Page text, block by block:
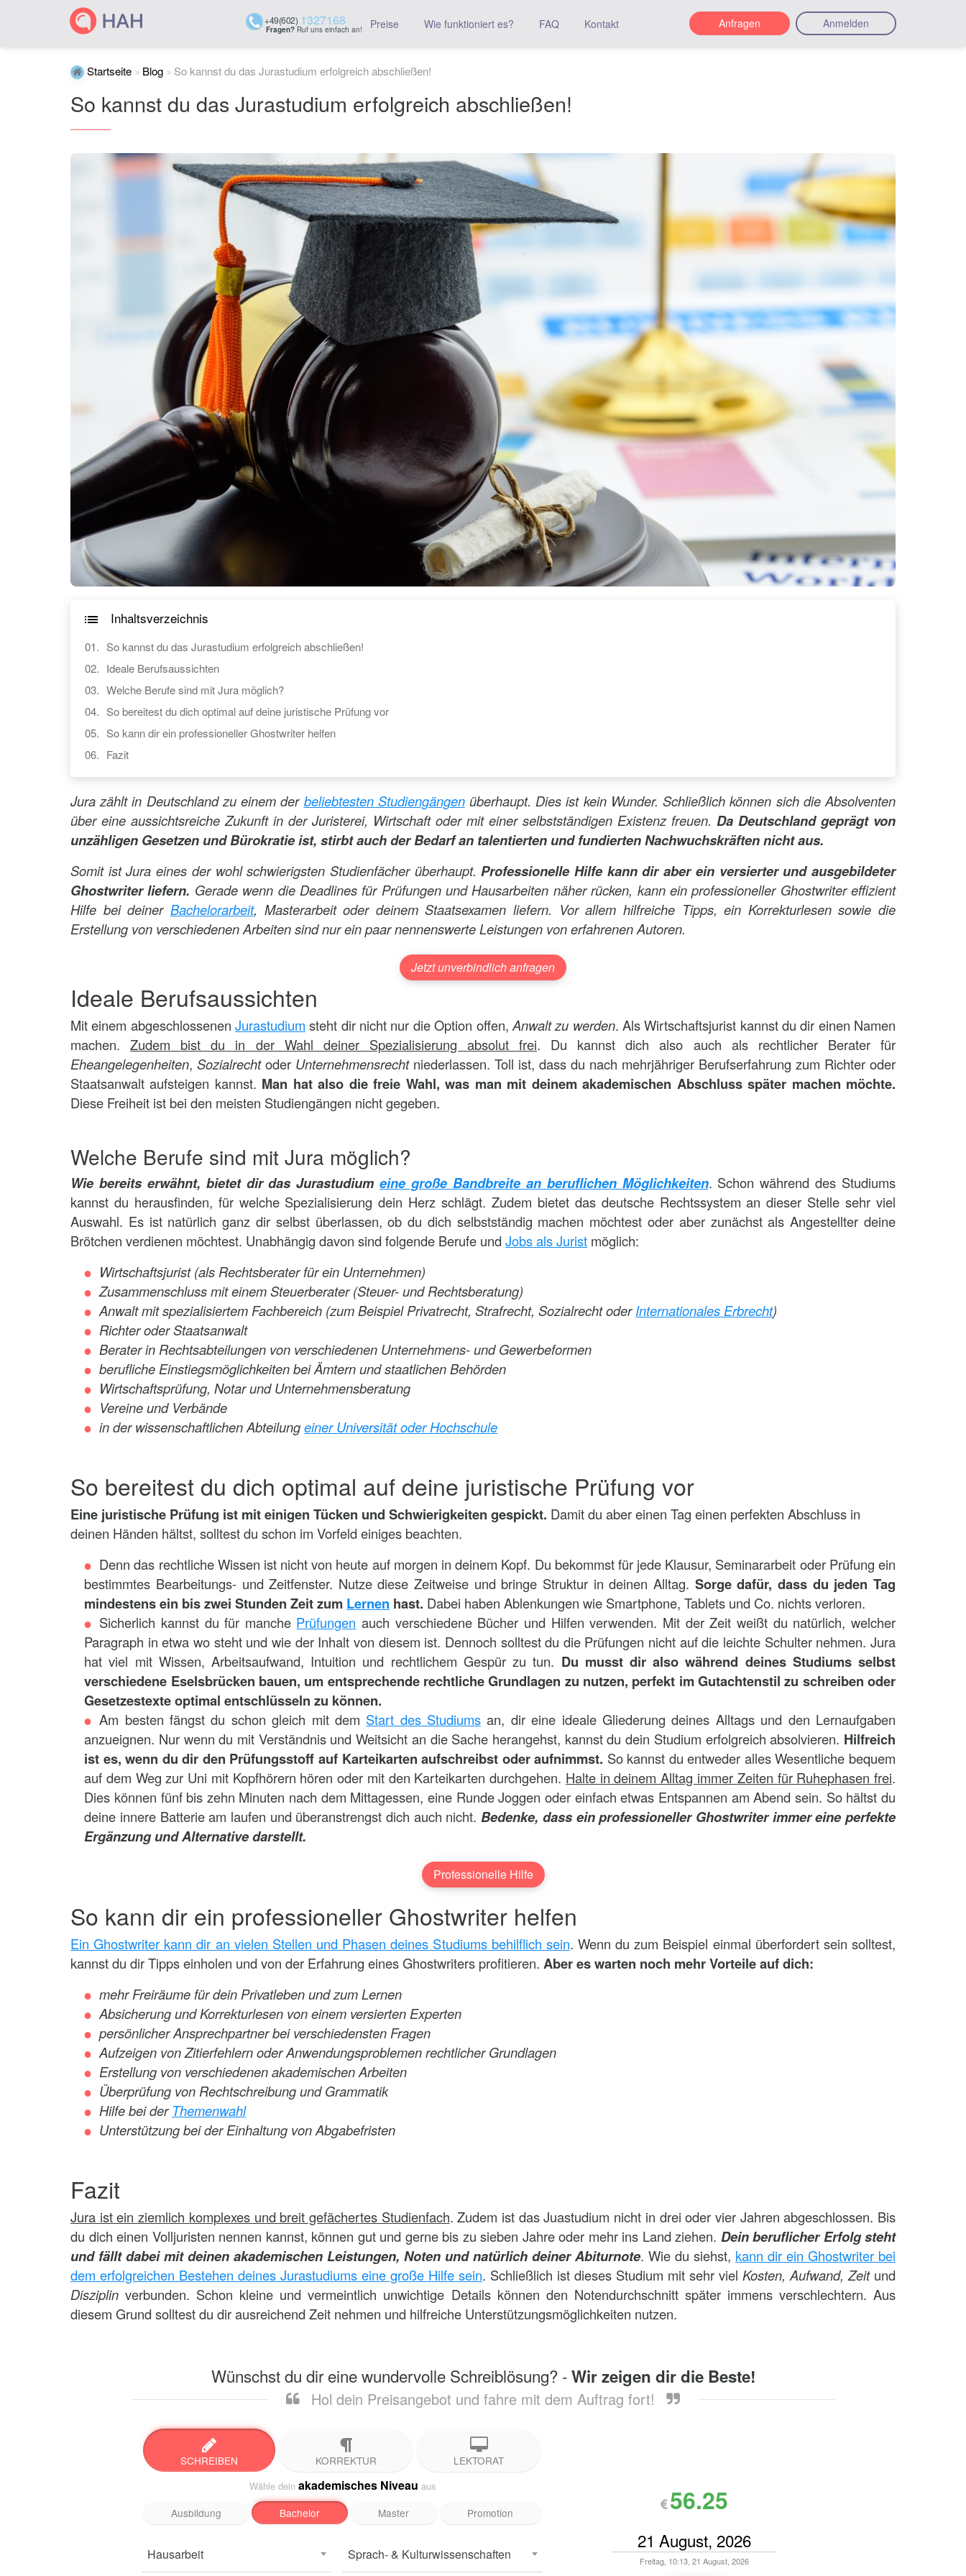
+49(602) 1327168
Fragen?Ruf uns einfach an! Preise Wie funktioniert es? FAQ Kontakt Anfragen Anmelden
Startseite Blog So kannst du das Jurastudium erfolgreich abschließen!
So kannst du das Jurastudium erfolgreich abschließen!
Inhaltsverzeichnis
So kannst du das Jurastudium erfolgreich abschließen!
Ideale Berufsaussichten
Welche Berufe sind mit Jura möglich?
So bereitest du dich optimal auf deine juristische Prüfung vor
So kann dir ein professioneller Ghostwriter helfen
Fazit
Jura zählt in Deutschland zu einem der beliebtesten Studiengängenüberhaupt. Dies ist kein Wunder. Schließlich können sich die Absolventen
über eine aussichtsreiche Zukunft in der Juristerei, Wirtschaft oder mit einer selbstständigen Existenz freuen. Da Deutschland geprägt von
unzähligen Gesetzen und Bürokratie ist, stirbt auch der Bedarf an talentierten und fundierten Nachwuchskräften nicht aus.
Somit ist Jura eines der wohl schwierigsten Studienfächer überhaupt.Professionelle Hilfe kann dir aber ein versierter und ausgebildeter
Ghostwriter liefern. Gerade wenn die Deadlines für Prüfungen und Hausarbeiten näher rücken, kann ein professioneller Ghostwriter effizient
Hilfe bei deiner Bachelorarbeit, Masterarbeit oder deinem Staatsexamen liefern. Vor allem hilfreiche Tipps, ein Korrekturlesen sowie die
Erstellung von verschiedenen Arbeiten sind nur ein paar nennenswerte Leistungen von erfahrenen Autoren.
Jetzt unverbindlich anfragen
Ideale Berufsaussichten
Mit einem abgeschlossenenJurastudium steht dir nicht nur die Option offen,Anwalt zu werden. Als Wirtschaftsjurist kannst du dir einen Namen
machen.Zudem bist du in der Wahl deiner Spezialisierung absolut frei. Du kannst dich also auch als rechtlicher Berater für
Eheangelegenheiten, Sozialrechtoder Unternehmensrechtniederlassen. Toll ist, dass du nach mehrjähriger Berufserfahrung zum Richter oder
Staatsanwalt aufsteigen kannst. Man hat also die freie Wahl, was man mit deinem akademischen Abschluss später machen möchte.
Diese Freiheit ist bei den meisten Studiengängen nicht gegeben.
Welche Berufe sind mit Jura möglich?
Wie bereits erwähnt, bietet dir das Jurastudiumeine große Bandbreite an beruflichen Möglichkeiten. Schon während des Studiums
kannst du herausfinden, für welche Spezialisierung dein Herz schlägt. Zudem bietet das deutsche Rechtssystem an dieser Stelle sehr viel
Auswahl. Es ist natürlich ganz dir selbst überlassen, ob du dich selbstständig machen möchtest oder aber zunächst als Angestellter deine
Brötchen verdienen möchtest. Unabhängig davon sind folgende Berufe und Jobs als Jurist möglich:
Wirtschaftsjurist (als Rechtsberater für ein Unternehmen)
Zusammenschluss mit einem Steuerberater (Steuer- und Rechtsberatung)
Anwalt mit spezialisiertem Fachbereich (zum Beispiel Privatrecht, Strafrecht, Sozialrecht oderInternationales Erbrecht)
Richter oder Staatsanwalt
Berater in Rechtsabteilungen von verschiedenen Unternehmens- und Gewerbeformen
berufliche Einstiegsmöglichkeiten bei Ämtern und staatlichen Behörden
Wirtschaftsprüfung, Notar und Unternehmensberatung
Vereine und Verbände
in der wissenschaftlichen Abteilungeiner Universität oder Hochschule
So bereitest du dich optimal auf deine juristische Prüfung vor
Eine juristische Prüfung ist mit einigen Tücken und Schwierigkeiten gespickt. Damit du aber einen Tag einen perfekten Abschluss in
deinen Händen hältst, solltest du schon im Vorfeld einiges beachten.
Denn das rechtliche Wissen ist nicht von heute auf morgen in deinem Kopf. Du bekommst für jede Klausur, Seminararbeit oder Prüfung ein
bestimmtes Bearbeitungs- und Zeitfenster. Nutze diese Zeitweise und bringe Struktur in deinen Alltag. Sorge dafür, dass du jeden Tag
mindestens ein bis zwei Stunden Zeit zum Lernen hast. Dabei haben Ablenkungen wie Smartphone, Tablets und Co. nichts verloren.
Sicherlich kannst du für manche Prüfungen auch verschiedene Bücher und Hilfen verwenden. Mit der Zeit weißt du natürlich, welcher
Paragraph in etwa wo steht und wie der Inhalt von diesem ist. Dennoch solltest du die Prüfungen nicht auf die leichte Schulter nehmen. Jura
hat viel mit Wissen, Arbeitsaufwand, Intuition und rechtlichem Gespür zu tun. Du musst dir also während deines Studiums selbst
verschiedene Eselsbrücken bauen, um entsprechende rechtliche Grundlagen zu nutzen, perfekt im Gutachtenstil zu schreiben oder
Gesetzestexte optimal entschlüsseln zu können.
Am besten fängst du schon gleich mit dem Start des Studiums an, dir eine ideale Gliederung deines Alltags und den Lernaufgaben
anzueignen. Nur wenn du mit Verständnis und Weitsicht an die Sache herangehst, kannst du dein Studium erfolgreich absolvieren. Hilfreich
ist es, wenn du dir den Prüfungsstoff auf Karteikarten aufschreibst oder aufnimmst. So kannst du entweder alles Wesentliche bequem
auf dem Weg zur Uni mit Kopfhörern hören oder mit den Karteikarten durchgehen. Halte in deinem Alltag immer Zeiten für Ruhephasen frei.
Dies können fünf bis zehn Minuten nach dem Mittagessen, eine Runde Joggen oder einfach etwas Entspannen am Abend sein. So hältst du
deine innere Batterie am laufen und überanstrengst dich auch nicht.Bedenke, dass ein professioneller Ghostwriter immer eine perfekte
Ergänzung und Alternative darstellt.
Professionelle Hilfe
So kann dir ein professioneller Ghostwriter helfen
Ein Ghostwriter kann dir an vielen Stellen und Phasen deines Studiums behilflich sein. Wenn du zum Beispiel einmal überfordert sein solltest,
kannst du dir Tipps einholen und von der Erfahrung eines Ghostwriters profitieren. Aber es warten noch mehr Vorteile auf dich:
mehr Freiräume für dein Privatleben und zum Lernen
Absicherung und Korrekturlesen von einem versierten Experten
persönlicher Ansprechpartner bei verschiedensten Fragen
Aufzeigen von Zitierfehlern oder Anwendungsproblemen rechtlicher Grundlagen
Erstellung von verschiedenen akademischen Arbeiten
Überprüfung von Rechtschreibung und Grammatik
Hilfe bei der Themenwahl
Unterstützung bei der Einhaltung von Abgabefristen
Fazit
Jura ist ein ziemlich komplexes und breit gefächertes Studienfach. Zudem ist das Juastudium nicht in drei oder vier Jahren abgeschlossen. Bis
du dich einen Volljuristen nennen kannst, können gut und gerne bis zu sieben Jahre oder mehr ins Land ziehen. Dein beruflicher Erfolg steht
und fällt dabei mit deinen akademischen Leistungen, Noten und natürlich deiner Abiturnote. Wie du siehst, kann dir ein Ghostwriter bei
dem erfolgreichen Bestehen deines Jurastudiums eine große Hilfe sein. Schließlich ist dieses Studium mit sehr viel Kosten, Aufwand, Zeit und
Disziplin verbunden. Schon kleine und vermeintlich unwichtige Details können den Notendurchschnitt später immens verschlechtern. Aus
diesem Grund solltest du dir ausreichend Zeit nehmen und hilfreiche Unterstützungsmöglichkeiten nutzen.
Wünschst du dir eine wundervolle Schreiblösung? -Wir zeigen dir die Beste!
Hol dein Preisangebot und fahre mit dem Auftrag fort!
SCHREIBEN KORREKTUR LEKTORAT
Wähle dein akademisches Niveau aus
Ausbildung Bachelor Master Promotion
Hausarbeit Sprach- & Kulturwissenschaften
56.25
Freitag, 10:13, 21 August, 2026